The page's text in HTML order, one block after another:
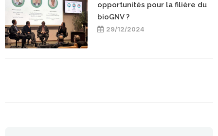
opportunités pour la filière du
bioGNV ?
29/12/2024